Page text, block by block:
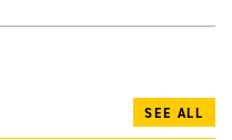
SEE ALL